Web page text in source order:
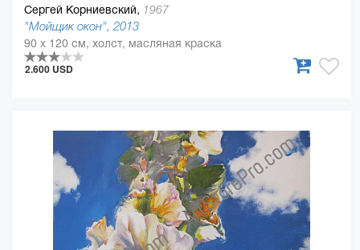
Сергей Корниевский, 1967
"Мойщик окон", 2013
90 x 120 см, холст, масляная краска
2.600 USD